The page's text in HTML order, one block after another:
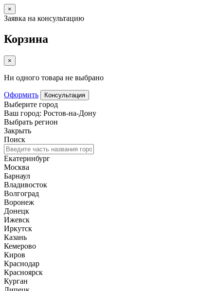
×
Заявка на консультацию
Корзина
×
Ни одного товара не выбрано
Оформить Консультация
Выберите город
Ваш город: Ростов-на-Дону
Выбрать регион
Закрыть
Поиск
Екатеринбург
Москва
Барнаул
Владивосток
Волгоград
Воронеж
Донецк
Ижевск
Иркутск
Казань
Кемерово
Киров
Краснодар
Красноярск
Курган